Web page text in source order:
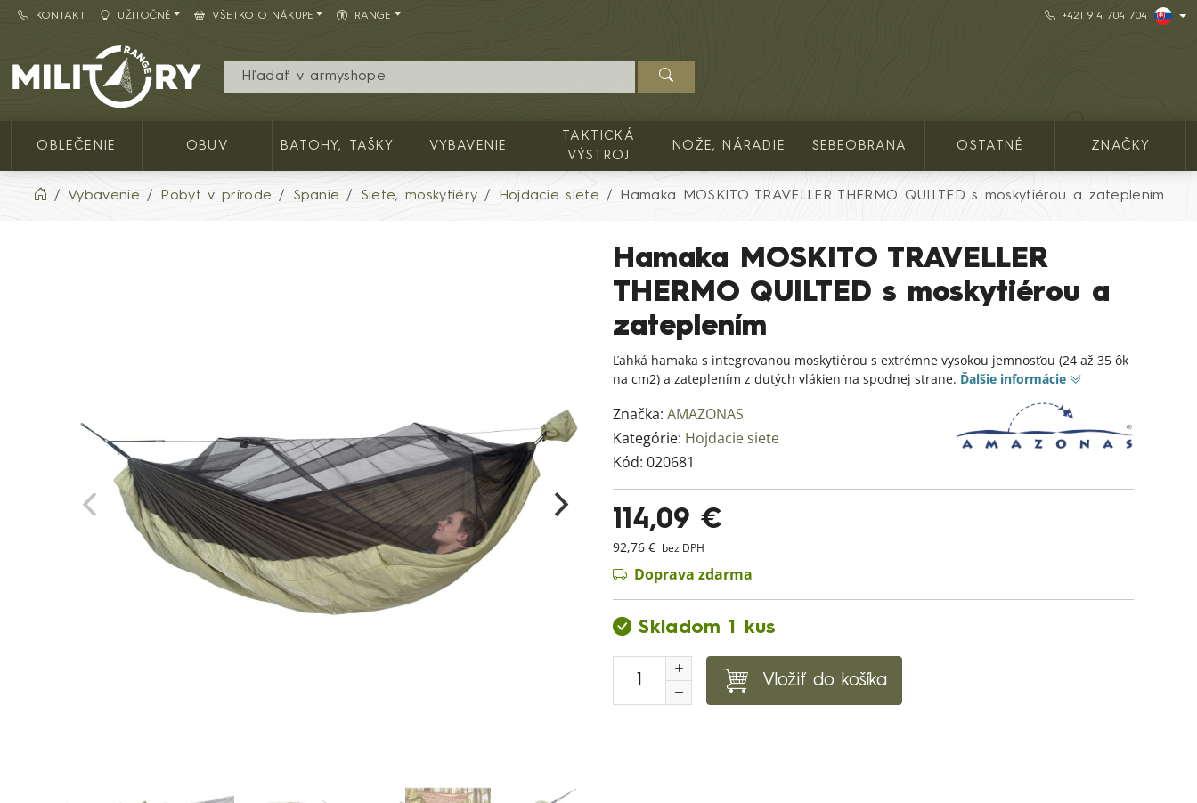
KONTAKT UŽITOČNÉ VŠETKO O NÁKUPE RANGE +421 914 704 704
Army shop MILITARY RANGE SK
OBLEČENIE OBUV BATOHY, TAŠKY VYBAVENIE
TAKTICKÁ
VÝSTROJ
NOŽE, NÁRADIE SEBEOBRANA OSTATNÉ ZNAČKY
Vybavenie Pobyt v prírode Spanie Siete, moskytiéry Hojdacie siete Hamaka MOSKITO TRAVELLER THERMO QUILTED s moskytiérou a zateplením
Hamaka MOSKITO TRAVELLER
THERMO QUILTED s moskytiérou a
zateplením
Ľahká hamaka s integrovanou moskytiérou s extrémne vysokou jemnosťou (24 až 35 ôk
na cm2) a zateplením z dutých vlákien na spodnej strane. Ďalšie informácie
Značka: AMAZONAS
Kategórie: Hojdacie siete
Kód: 020681
114,09 €
92,76 € bez DPH
Doprava zdarma
Skladom 1 kus
Vložiť do košíka